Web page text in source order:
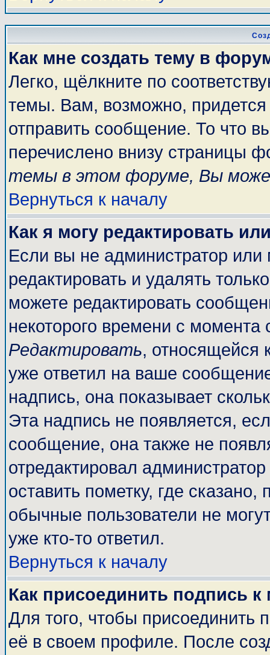
Как мне создать тему в
Легко, щёлкните по
темы. Вам, возможно, придется
отправить сообщение. То что
перечислено внизу страницы
темы в этом форуме, Вы
Вернуться к началу
Как я могу редактировать
Если вы не администратор
редактировать и удалять
можете редактировать
некоторого времени с
Редактировать, относящейся
уже ответил на ваше
надпись, она показывает
Эта надпись не появляется,
сообщение, она также не
отредактировал
оставить пометку, где
обычные пользователи не
уже кто-то ответил.
Вернуться к началу
Как присоединить подпись
Для того, чтобы присоединить
её в своем профиле. После